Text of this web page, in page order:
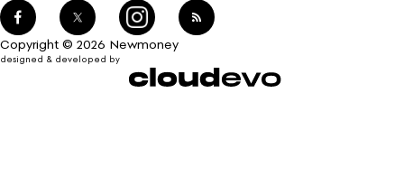
Copyright © 2026 Newmoney
designed & developed by